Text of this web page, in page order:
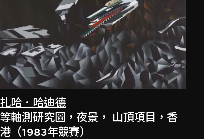
扎哈．哈迪德
等軸測研究圖，夜景， 山頂項目，香
港（1983年競賽）